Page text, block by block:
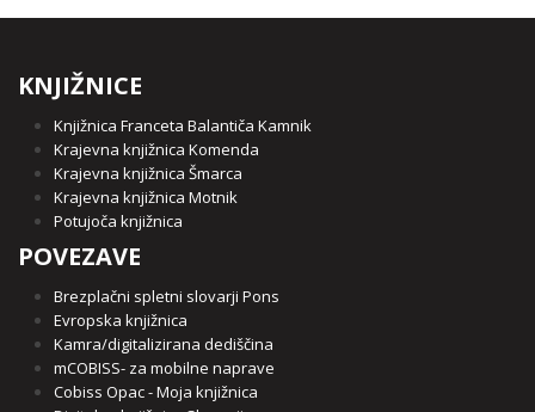
KNJIŽNICE
Knjižnica Franceta Balantiča Kamnik
Krajevna knjižnica Komenda
Krajevna knjižnica Šmarca
Krajevna knjižnica Motnik
Potujoča knjižnica
POVEZAVE
Brezplačni spletni slovarji Pons
Evropska knjižnica
Kamra/digitalizirana dediščina
mCOBISS- za mobilne naprave
Cobiss Opac - Moja knjižnica